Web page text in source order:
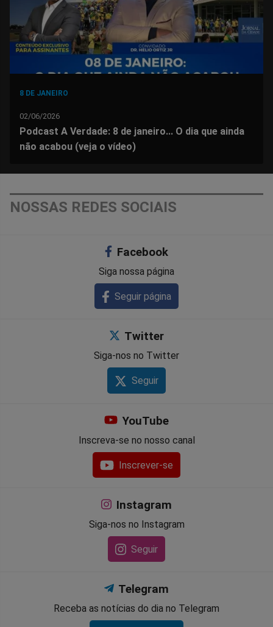
8 DE JANEIRO
02/06/2026
Podcast A Verdade: 8 de janeiro... O dia que ainda
não acabou (veja o vídeo)
NOSSAS REDES SOCIAIS
Facebook
Siga nossa página
Seguir página
Twitter
Siga-nos no Twitter
Seguir
YouTube
Inscreva-se no nosso canal
Inscrever-se
Instagram
Siga-nos no Instagram
Seguir
Telegram
Receba as notícias do dia no Telegram